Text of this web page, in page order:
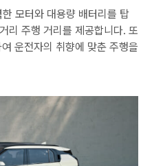
모터와 대용량 배터리를 탑
리 주행 거리를 제공합니다. 또
운전자의 취향에 맞춘 주행을